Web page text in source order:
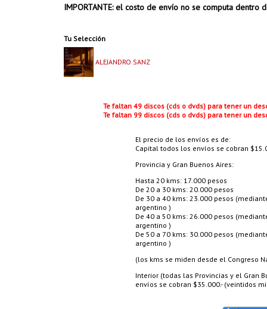
IMPORTANTE: el costo de envío no se computa
Tu Selección
ALEJANDRO SANZ
Te faltan 49 discos (cds o dvds) para tener un
Te faltan 99 discos (cds o dvds) para tener un
El precio de los envíos es de:
Capital todos los envíos se cobran
Provincia y Gran Buenos Aires:
Hasta 20 kms: 17.000 pesos
De 20 a 30 kms: 20.000 pesos
De 30 a 40 kms: 23.000 pesos
argentino )
De 40 a 50 kms: 26.000 pesos
argentino )
De 50 a 70 kms: 30.000 pesos
argentino )
(los kms se miden desde el Congreso
Interior (todas las Provincias y el Gran
envíos se cobran $35.000.- (veintidos